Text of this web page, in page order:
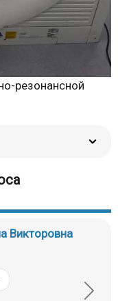
резонансной
Викторовна